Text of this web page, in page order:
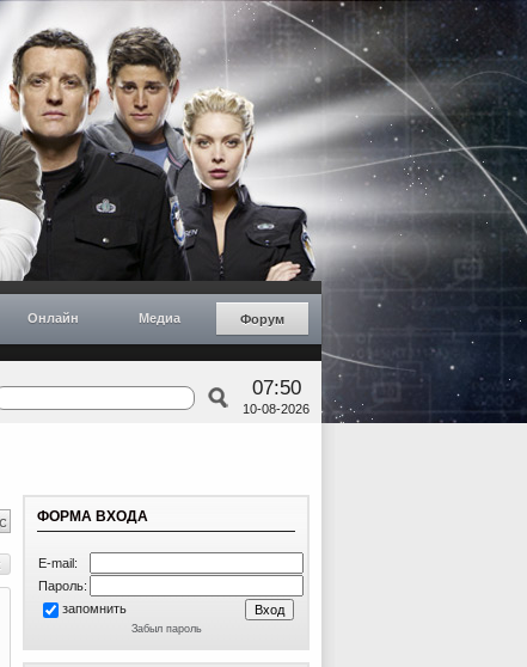
Онлайн Медиа Форум
07:50
10-08-2026
ФОРМА ВХОДА
E-mail:
Пароль:
запомнить
Забыл пароль